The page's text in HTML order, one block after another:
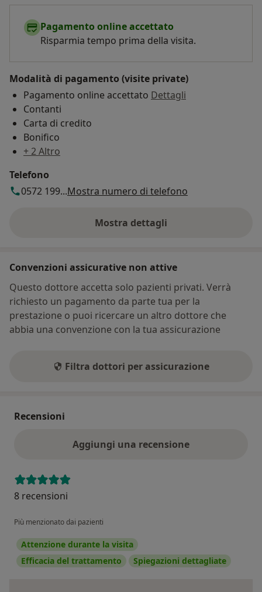
Pagamento online accettato
Risparmia tempo prima della visita.
Modalità di pagamento (visite private)
Pagamento online accettato Dettagli
Contanti
Carta di credito
Bonifico
+ 2 Altro
Telefono
0572 199...Mostra numero di telefono
Mostra dettagli
sull'indirizzo
Convenzioni assicurative non attive
Questo dottore accetta solo pazienti privati. Verrà
richiesto un pagamento da parte tua per la
prestazione o puoi ricercare un altro dottore che
abbia una convenzione con la tua assicurazione
Filtra dottori per assicurazione
Recensioni
Aggiungi una recensione
8 recensioni
Più menzionato dai pazienti
Attenzione durante la visita
Efficacia del trattamento
Spiegazioni dettagliate